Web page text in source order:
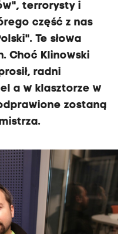
terrorysty i
część z nas
Te słowa
Choć Klinowski
radni
a w klasztorze w
zostaną